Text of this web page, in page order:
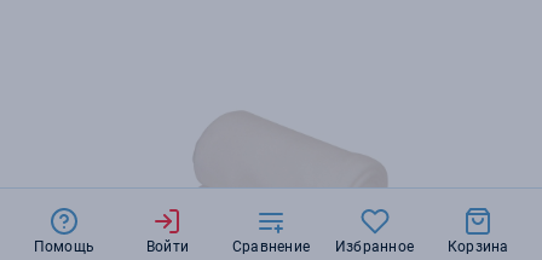
Помощь Войти Сравнение Избранное Корзина